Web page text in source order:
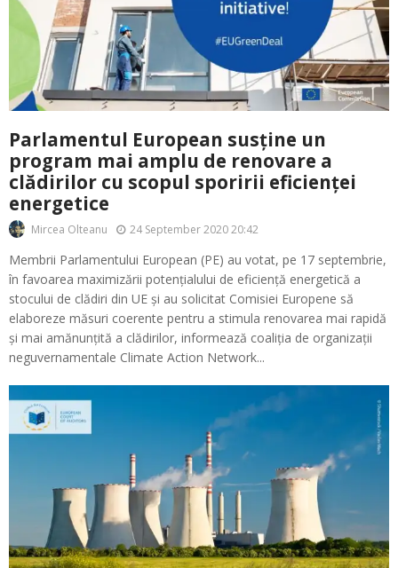
Parlamentul European susține un
program mai amplu de renovare a
clădirilor cu scopul sporirii eficienței
energetice
Mircea Olteanu 24 September 2020 20:42
Membrii Parlamentului European (PE) au votat, pe 17 septembrie,
în favoarea maximizării potențialului de eficiență energetică a
stocului de clădiri din UE și au solicitat Comisiei Europene să
elaboreze măsuri coerente pentru a stimula renovarea mai rapidă
și mai amănunțită a clădirilor, informează coaliția de organizații
neguvernamentale Climate Action Network...